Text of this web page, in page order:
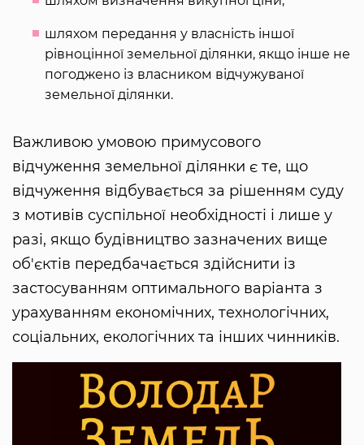
шляхом передання у власність іншої
рівноцінної земельної ділянки, якщо інше не
погоджено із власником відчужуваної
земельної ділянки.
Важливою умовою примусового
відчуження земельної ділянки є те, що
відчуження відбувається за рішенням суду
з мотивів суспільної необхідності і лише у
разі, якщо будівництво зазначених вище
об'єктів передбачається здійснити із
застосуванням оптимального варіанта з
урахуванням економічних, технологічних,
соціальних, екологічних та інших чинників.